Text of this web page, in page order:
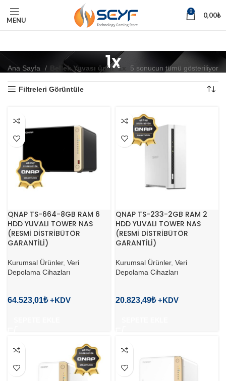
MENU
0 0,00₺
1x
Ana Sayfa Bellek Yuvası ürün 1x 5 sonucun tümü gösteriliyor
Filtreleri Görüntüle
QNAP TS-664-8GB RAM 6
HDD YUVALI TOWER NAS
(RESMİ DİSTRİBÜTÖR
GARANTİLİ)
Kurumsal Ürünler, Veri
Depolama Cihazları
64.523,01₺
QNAP TS-233-2GB RAM 2
HDD YUVALI TOWER NAS
(RESMİ DİSTRİBÜTÖR
GARANTİLİ)
Kurumsal Ürünler, Veri
Depolama Cihazları
20.823,49₺